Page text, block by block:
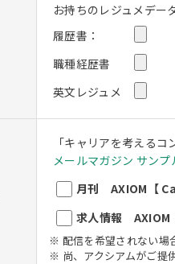
お持ちのレジュメデー
履歴書：
職種経歴書
英文レジュメ
「キャリアを考える
メールマガジン サンプ
月刊 AXIOM【
求人情報 AXIOM
※ 配信を希望されない場
※ 尚、アクシアムがご提